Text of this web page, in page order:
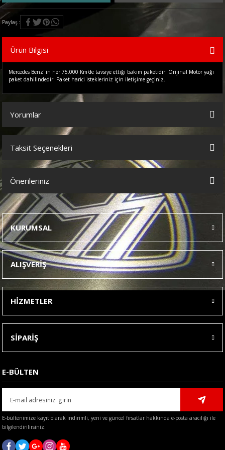
Paylaş
Ürün Bilgisi
Mercedes Benz' in her 75.000 Km'de tavsiye ettiği bakım paketidir. Orijinal Motor yağı
paket dahilindedir. Paket harici istekleriniz için iletişime geçiniz.
Yorumlar
Bu ürüne ilk yorumu siz yapın!
Taksit Seçenekleri
Önerileriniz
Bu ürünün fiyat bilgisi, resim, ürün açıklamalarında ve diğer
konularda yetersiz gördüğünüz noktaları öneri formunu kullanarak
tarafımıza iletebilirsiniz.
Görüş ve önerileriniz için teşekkür ederiz.
Ürün resmi kalitesiz, bozuk veya görüntülenemiyor.
Ürün açıklamasında eksik bilgiler bulunuyor.
Ürün bilgilerinde hatalar bulunuyor.
Ürün fiyatı diğer sitelerden daha pahalı.
Bu ürüne benzer farklı alternatifler olmalı.
Gönder
KURUMSAL
ALIŞVERİŞ
HİZMETLER
SİPARİŞ
E-BÜLTEN
E-bültenimize kayıt olarak indirimli, yeni ve güncel fırsatlar hakkında e-posta aracılığı ile
bilgilendirilirsiniz.